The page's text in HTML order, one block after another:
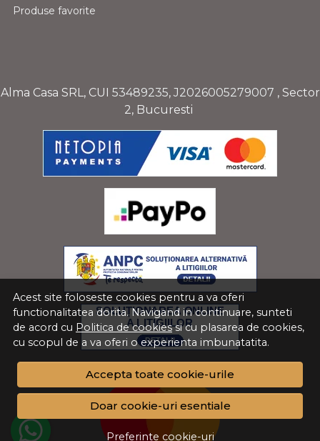
Acest site foloseste cookies pentru a va oferi
functionalitatea dorita. Navigand in continuare, sunteti
de acord cu Politica de cookiessi cu plasarea de cookies,
cu scopul de a va oferi o experienta imbunatatita.
Accepta toate cookie-urile
Doar cookie-uri esentiale
Preferinte cookie-uri
Produse favorite
Alma Casa SRL, CUI 53489235, J2026005279007 , Sector
2, Bucuresti